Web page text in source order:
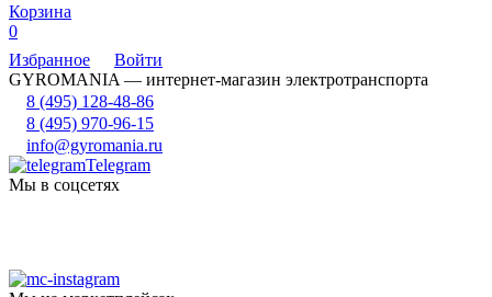
Корзина
0
Избранное
Войти
GYROMANIA — интернет-магазин электротранспорта
8 (495) 128-48-86
8 (495) 970-96-15
info@gyromania.ru
Telegram
Мы в соцсетях